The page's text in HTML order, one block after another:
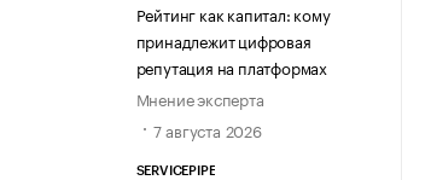
Рейтинг как капитал: кому
принадлежит цифровая
репутация на платформах
Мнение эксперта
7 августа 2026
SERVICEPIPE